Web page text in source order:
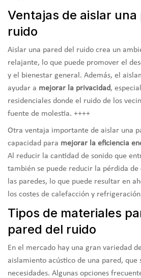
Ventajas de aislar una
ruido
Aislar una pared del ruido crea un
relajante, lo que puede promover el
y el bienestar general. Además, el
ayudar a mejorar la privacidad,
residenciales donde el ruido de los
fuente de molestia. ++++
Otra ventaja importante de aislar una
capacidad para mejorar la eficiencia
Al reducir la cantidad de sonido que
también se puede reducir la pérdida
las paredes, lo que puede resultar en
los costes de calefacción y
Tipos de materiales
pared del ruido
En el mercado hay una gran variedad
aislamiento acústico de una pared, que
necesidades. Algunas opciones